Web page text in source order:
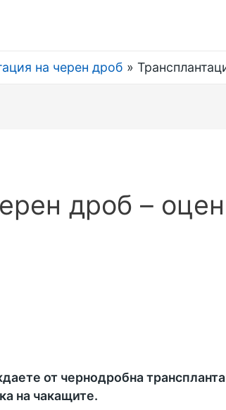
на черен дроб
дроб –
от чернодробна
на чакащите.